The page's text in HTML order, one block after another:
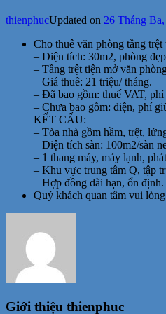
thienphucUpdated on 26 Tháng
Cho thuê văn phòng tầng
– Diện tích: 30m2, phòng
– Tầng trệt tiện mở văn
– Giá thuê: 21 triệu/ tháng.
– Đã bao gồm: thuế VAT,
– Chưa bao gồm: điện, phí
KẾT CẤU:
– Tòa nhà gồm hầm, trệt,
– Diện tích sàn: 100m2/sàn
– 1 thang máy, máy lạnh,
– Khu vực trung tâm Q, tập
– Hợp đồng dài hạn, ổn định.
Quý khách quan tâm vui
Giới thiệu thienphuc